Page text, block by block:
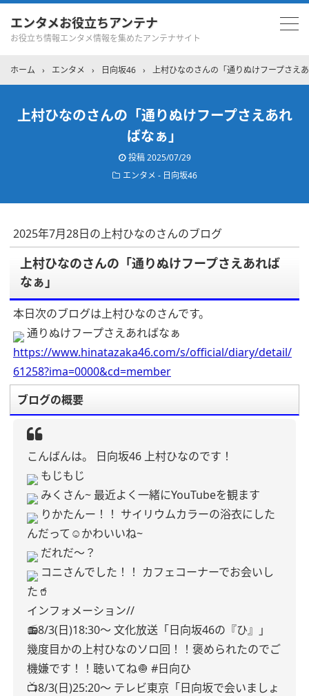
エンタメお役立ちアンテナ
お役立ち情報エンタメ情報を集めたアンテナサイト
ホーム › エンタメ › 日向坂46 › 上村ひなのさんの「通りぬけフープさえ
上村ひなのさんの「通りぬけフープさえあれ
ばなぁ」
投稿2025/07/29
エンタメ - 日向坂46
2025年7月28日の上村ひなのさんのブログ
上村ひなのさんの「通りぬけフープさえあれば
なぁ」
本日次のブログは上村ひなのさんです。
通りぬけフープさえあればなぁ
https://www.hinatazaka46.com/s/official/diary/detail/
61258?ima=0000&cd=member
ブログの概要
こんばんは。
日向坂46 上村ひなのです！
もじもじ
みくさん~ 最近よく一緒にYouTubeを観ます
りかたんー！！ サイリウムカラーの浴衣にした
んだって☺️かわいいね~
だれだ〜？
コニさんでした！！ カフェコーナーでお会いし
た🥤
インフォメーション//
📻8/3(日)18:30〜 文化放送「日向坂46の『ひ』」
幾度目かの上村ひなのソロ回！！褒められたのでご
機嫌です！！聴いてね🧅 #日向ひ
📺8/3(日)25:20〜 テレビ東京「日向坂で会いましょ